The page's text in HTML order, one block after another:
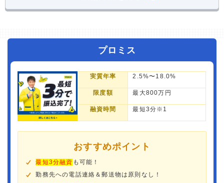
プロミス
実質年率 2.5%〜18.0%
限度額 最大800万円
融資時間 最短3分※1
おすすめポイント
最短3分融資 も可能！
勤務先への電話連絡＆郵送物は原則なし！